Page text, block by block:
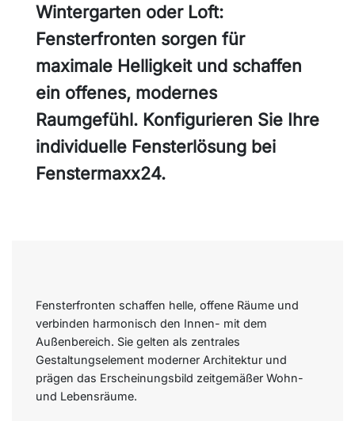
Wintergarten oder Loft:
Fensterfronten sorgen für
maximale Helligkeit und schaffen
ein offenes, modernes
Raumgefühl. Konfigurieren Sie Ihre
individuelle Fensterlösung bei
Fenstermaxx24.
Fensterfronten schaffen helle, offene Räume und
verbinden harmonisch den Innen- mit dem
Außenbereich. Sie gelten als zentrales
Gestaltungselement moderner Architektur und
prägen das Erscheinungsbild zeitgemäßer Wohn-
und Lebensräume.